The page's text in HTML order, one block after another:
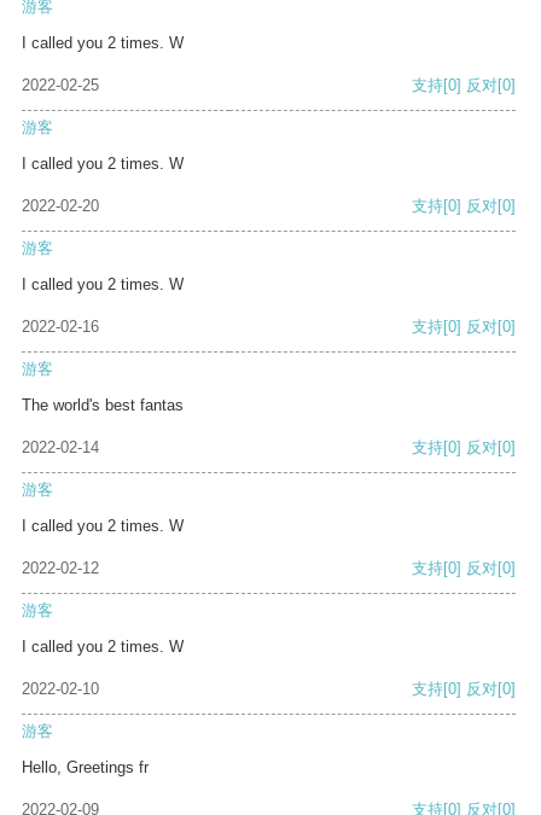
游客
I called you 2 times. W
2022-02-25 支持[0] 反对[0]
游客
I called you 2 times. W
2022-02-20 支持[0] 反对[0]
游客
I called you 2 times. W
2022-02-16 支持[0] 反对[0]
游客
The world's best fantas
2022-02-14 支持[0] 反对[0]
游客
I called you 2 times. W
2022-02-12 支持[0] 反对[0]
游客
I called you 2 times. W
2022-02-10 支持[0] 反对[0]
游客
Hello, Greetings fr
2022-02-09 支持[0] 反对[0]